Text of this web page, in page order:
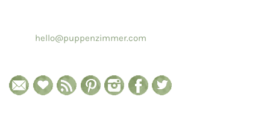
hello@puppenzimmer.com